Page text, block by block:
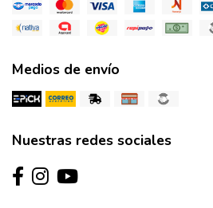
Medios de envío
Nuestras redes sociales